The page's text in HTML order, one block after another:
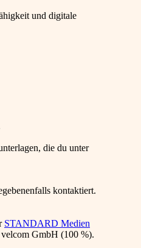
und digitale
die du unter
kontaktiert.
STANDARD Medien
GmbH (100 %).